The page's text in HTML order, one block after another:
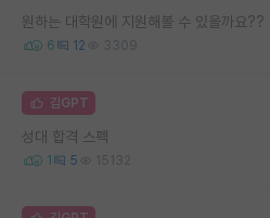
원하는 대학원에 지원해볼 수 있을까요??
6 12 3309
김GPT
성대 합격 스펙
1 5 15132